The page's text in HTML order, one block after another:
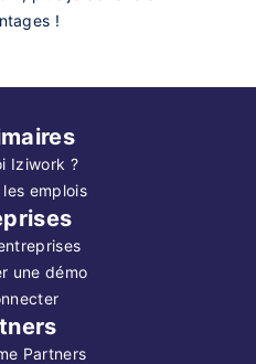
!
Iziwork ?
emplois
une démo
Partners